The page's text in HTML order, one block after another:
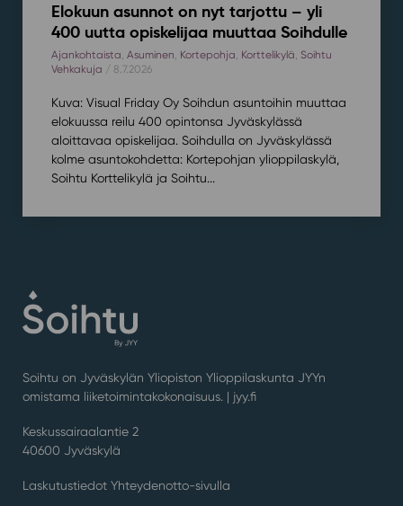
Elokuun asunnot on nyt tarjottu – yli
400 uutta opiskelijaa muuttaa Soihdulle
Ajankohtaista, Asuminen, Kortepohja, Korttelikylä, Soihtu
Vehkakuja / 8.7.2026
Kuva: Visual Friday Oy Soihdun asuntoihin muuttaa
elokuussa reilu 400 opintonsa Jyväskylässä
aloittavaa opiskelijaa. Soihdulla on Jyväskylässä
kolme asuntokohdetta: Kortepohjan ylioppilaskylä,
Soihtu Korttelikylä ja Soihtu...
Soihtu on Jyväskylän Yliopiston Ylioppilaskunta JYYn
omistama liiketoimintakokonaisuus. | jyy.fi
Keskussairaalantie 2
40600 Jyväskylä
Laskutustiedot Yhteydenotto-sivulla